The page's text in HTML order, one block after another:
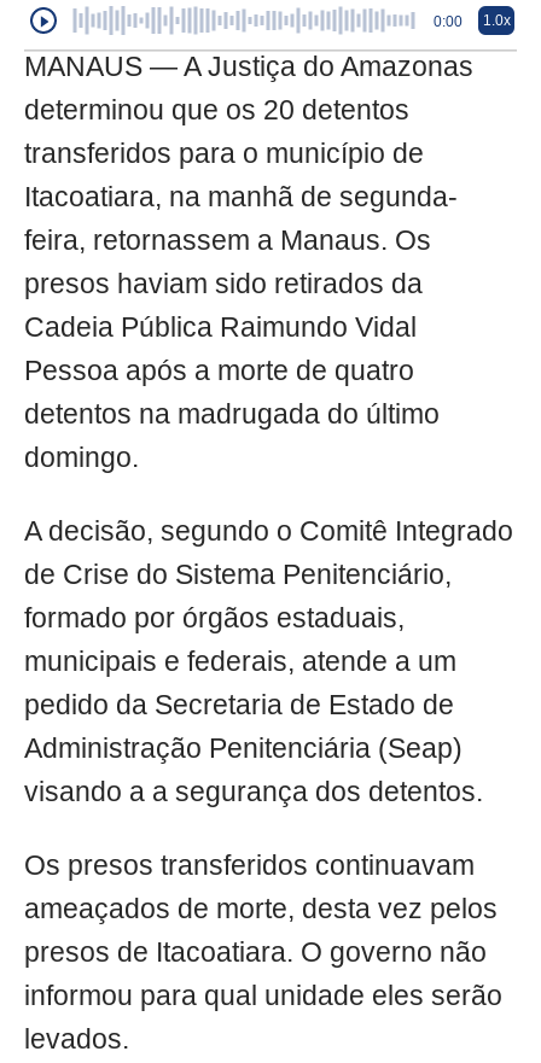
0:00 1.0x
MANAUS — A Justiça do Amazonas
determinou que os 20 detentos
transferidos para o município de
Itacoatiara, na manhã de segunda-
feira, retornassem a Manaus. Os
presos haviam sido retirados da
Cadeia Pública Raimundo Vidal
Pessoa após a morte de quatro
detentos na madrugada do último
domingo.
A decisão, segundo o Comitê Integrado
de Crise do Sistema Penitenciário,
formado por órgãos estaduais,
municipais e federais, atende a um
pedido da Secretaria de Estado de
Administração Penitenciária (Seap)
visando a a segurança dos detentos.
Os presos transferidos continuavam
ameaçados de morte, desta vez pelos
presos de Itacoatiara. O governo não
informou para qual unidade eles serão
levados.